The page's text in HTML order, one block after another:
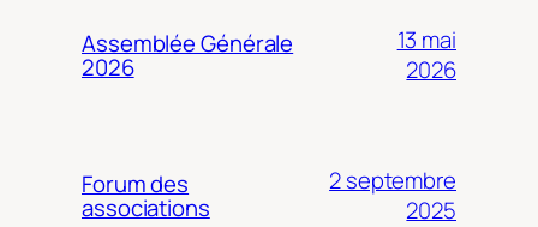
Assemblée Générale
2026
13 mai
2026
Forum des
associations
2 septembre
2025